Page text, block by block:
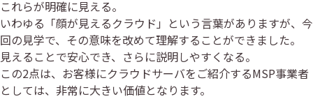
これらが明確に見える。
いわゆる「顔が見えるクラウド」という言葉がありますが、今
回の見学で、その意味を改めて理解することができました。
見えることで安心でき、さらに説明しやすくなる。
この2点は、お客様にクラウドサーバをご紹介するMSP事業者
としては、非常に大きい価値となります。